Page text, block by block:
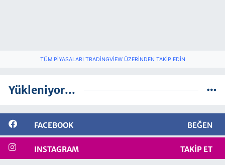
TÜM PIYASALARI TRADINGVIEW ÜZERINDEN TAKIP EDIN
Yükleniyor...
FACEBOOK BEĞEN
INSTAGRAM TAKIP ET